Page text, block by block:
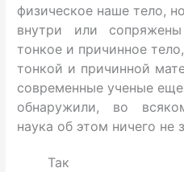
физическое наше тело, но
внутри или
тонкое и причинное
тонкой и причинной
современные ученые
обнаружили, во
наука об этом ничего не
Так